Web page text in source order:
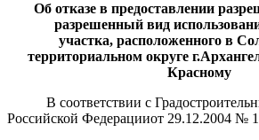
Об отказе в предоставлении
разрешенный вид
участка, расположенного в
территориальном округе
Красному
В соответствии с
Российской Федерацииот 29.12.2004 №